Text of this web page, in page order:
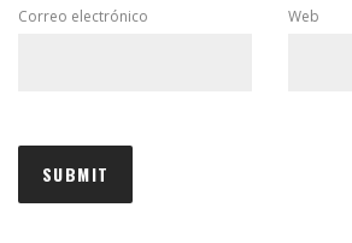
Correo electrónico Web